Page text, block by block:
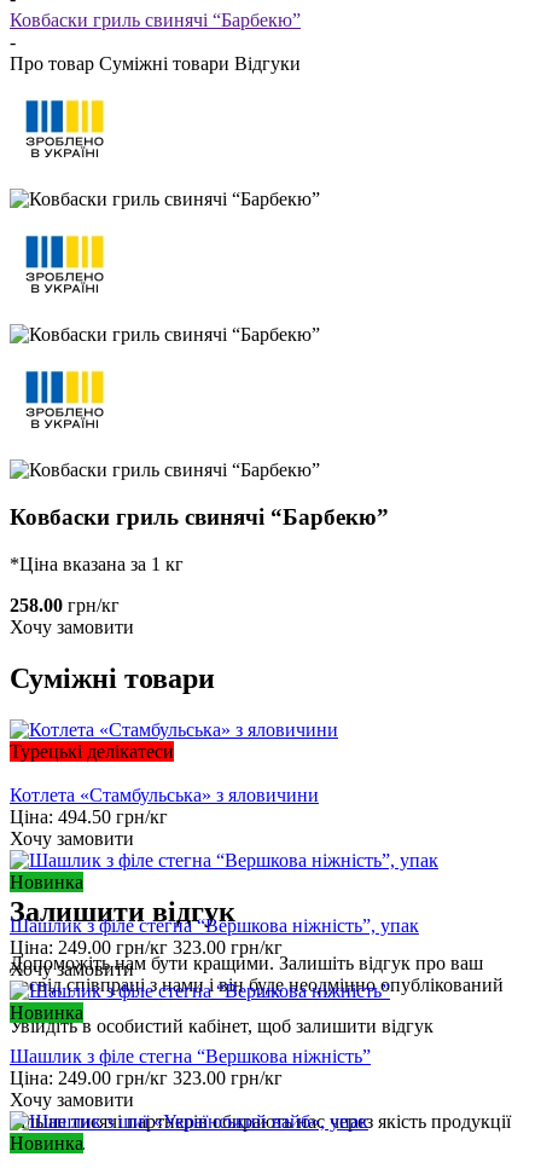
Ковбаски гриль свинячі “Барбекю”
-
Про товар Суміжні товари Відгуки
Ковбаски гриль свинячі “Барбекю”
*Ціна вказана за 1 кг
258.00 грн/кг
Хочу замовити
Суміжні товари
Турецькі делікатеси
Котлета «Стамбульська» з яловичини
Ціна: 494.50 грн/кг
Хочу замовити
Новинка
Шашлик з філе стегна “Вершкова ніжність”, упак
Ціна: 249.00 грн/кг 323.00 грн/кг
Хочу замовити
Новинка
Шашлик з філе стегна “Вершкова ніжність”
Ціна: 249.00 грн/кг 323.00 грн/кг
Хочу замовити
Новинка
Залишити відгук
Допоможіть нам бути кращими. Залишіть відгук про ваш
досвід співпраці з нами і він буде неодмінно опублікований
Увійдітьв особистий кабінет, щоб залишити відгук
Більше тисячі партнерів обирають нас через якість продукції
та сервіс.